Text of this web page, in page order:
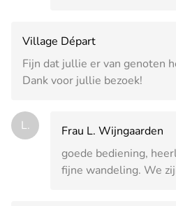
Village Départ
Fijn dat jullie er van genoten
Dank voor jullie bezoek!
L.
Frau L. Wijngaarden
goede bediening,
fijne wandeling. We